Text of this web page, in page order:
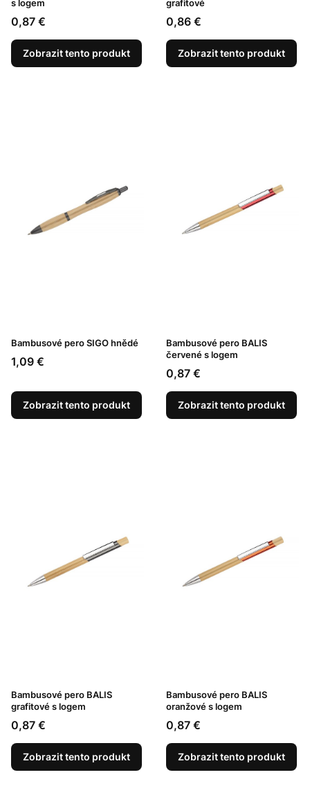
s logem
Cena
0,87 €
Zobrazit tento produkt
grafitové
Cena
0,86 €
Zobrazit tento produkt
Bambusové pero SIGO hnědé
Cena
1,09 €
Zobrazit tento produkt
Bambusové pero BALIS
červené s logem
Cena
0,87 €
Zobrazit tento produkt
Bambusové pero BALIS
grafitové s logem
Cena
0,87 €
Zobrazit tento produkt
Bambusové pero BALIS
oranžové s logem
Cena
0,87 €
Zobrazit tento produkt